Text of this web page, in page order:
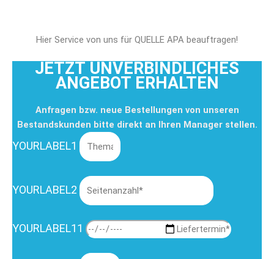
Hier Service von uns für QUELLE APA beauftragen!
JETZT UNVERBINDLICHES
ANGEBOT ERHALTEN
Anfragen bzw. neue Bestellungen von unseren
Bestandskunden bitte direkt an Ihren Manager stellen.
YOURLABEL1
YOURLABEL2
YOURLABEL11